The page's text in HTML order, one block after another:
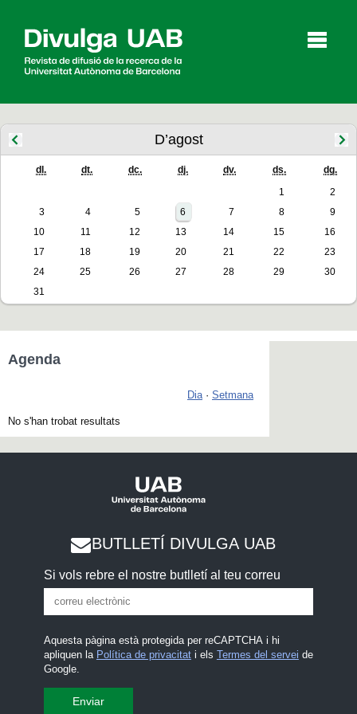
Articles Entrevistes Vídeos
English Español
D’agost
dl. dt. dc. dj. dv. ds. dg.
1
2
3
4 5 6 7 8
9
10
11 12 13 14 15
16
17
18 19 20 21 22
23
24
25 26 27 28 29
30
31
Agenda
Dia · Setmana
No s'han trobat resultats
BUTLLETÍ DIVULGA UAB
Si vols rebre el nostre butlletí al teu correu
Aquesta pàgina està protegida per reCAPTCHA i hi
apliquen la Política de privacitati els Termes del servei de
Google.